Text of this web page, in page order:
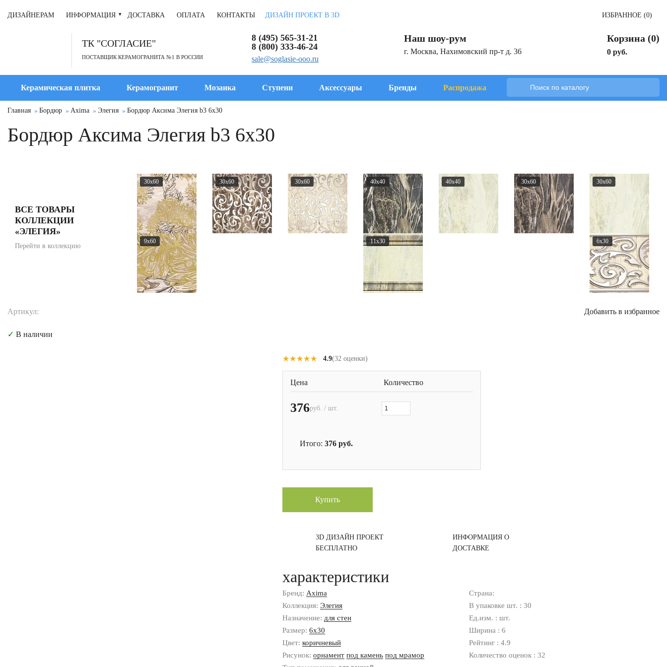
ДИЗАЙНЕРАМ ИНФОРМАЦИЯ ДОСТАВКА ОПЛАТА КОНТАКТЫ ДИЗАЙН ПРОЕКТ В 3D ИЗБРАННОЕ (0)
ТК "СОГЛАСИЕ"
ПОСТАВЩИК КЕРАМОГРАНИТА №1 В РОССИИ
8 (495) 565-31-21
8 (800) 333-46-24
sale@soglasie-ooo.ru
Наш шоу-рум
г. Москва, Нахимовский пр-т д. 36
Корзина (0)
0 руб.
Керамическая плитка Керамогранит Мозаика Ступени Аксессуары Бренды Распродажа
Главная Бордюр Axima Элегия Бордюр Аксима Элегия b3 6x30
Бордюр Аксима Элегия b3 6x30
ВСЕ ТОВАРЫ
КОЛЛЕКЦИИ
«ЭЛЕГИЯ»
Перейти в коллекцию
30x60 30x60 30x60 40x40 40x40 30x60 30x60
9x60 11x30 6x30
Артикул: Добавить в избранное
✓ В наличии
★★★★★
★★★★★ 4.9(32 оценки)
Цена Количество
376руб. / шт.
Итого: 376 руб.
Купить
3D ДИЗАЙН ПРОЕКТ
БЕСПЛАТНО
ИНФОРМАЦИЯ О
ДОСТАВКЕ
характеристики
Бренд: Axima
Коллекция: Элегия
Назначение: для стен
Размер: 6x30
Цвет: коричневый
Рисунок: орнамент под камень под мрамор
Страна:
В упаковке шт. : 30
Ед.изм. : шт.
Ширина : 6
Рейтинг : 4.9
Количество оценок : 32